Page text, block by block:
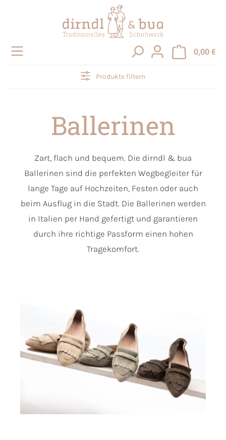
0,00 €
Produkte filtern
Ballerinen
Zart, flach und bequem. Die dirndl & bua
Ballerinen sind die perfekten Wegbegleiter für
lange Tage auf Hochzeiten, Festen oder auch
beim Ausflug in die Stadt. Die Ballerinen werden
in Italien per Hand gefertigt und garantieren
durch ihre richtige Passform einen hohen
Tragekomfort.